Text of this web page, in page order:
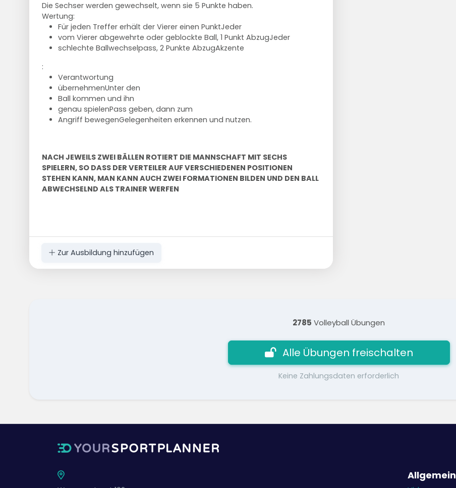
Die Sechser werden gewechselt, wenn sie 5 Punkte haben.
Wertung:
Für jeden Treffer erhält der Vierer einen PunktJeder
vom Vierer abgewehrte oder geblockte Ball, 1 Punkt AbzugJeder
schlechte Ballwechselpass, 2 Punkte AbzugAkzente
:
Verantwortung
übernehmenUnter den
Ball kommen und ihn
genau spielenPass geben, dann zum
Angriff bewegenGelegenheiten erkennen und nutzen.
NACH JEWEILS ZWEI BÄLLEN ROTIERT DIE MANNSCHAFT MIT SECHS
SPIELERN, SO DASS DER VERTEILER AUF VERSCHIEDENEN POSITIONEN
STEHEN KANN, MAN KANN AUCH ZWEI FORMATIONEN BILDEN UND DEN BALL
ABWECHSELND ALS TRAINER WERFEN
Zur Ausbildung hinzufügen
2785 Volleyball Übungen
Alle Übungen freischalten
Keine Zahlungsdaten erforderlich
Allgemein